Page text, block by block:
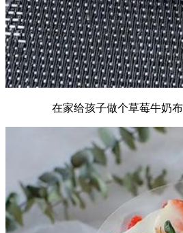
在家给孩子做个草莓牛奶